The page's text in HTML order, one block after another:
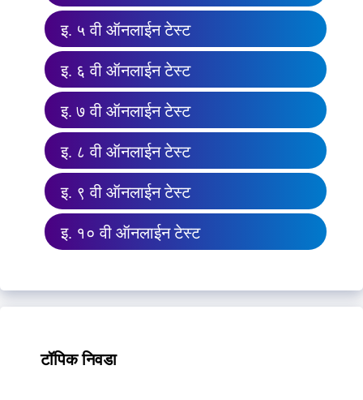
इ. ५ वी ऑनलाईन टेस्ट
इ. ६ वी ऑनलाईन टेस्ट
इ. ७ वी ऑनलाईन टेस्ट
इ. ८ वी ऑनलाईन टेस्ट
इ. ९ वी ऑनलाईन टेस्ट
इ. १० वी ऑनलाईन टेस्ट
टॉपिक निवडा